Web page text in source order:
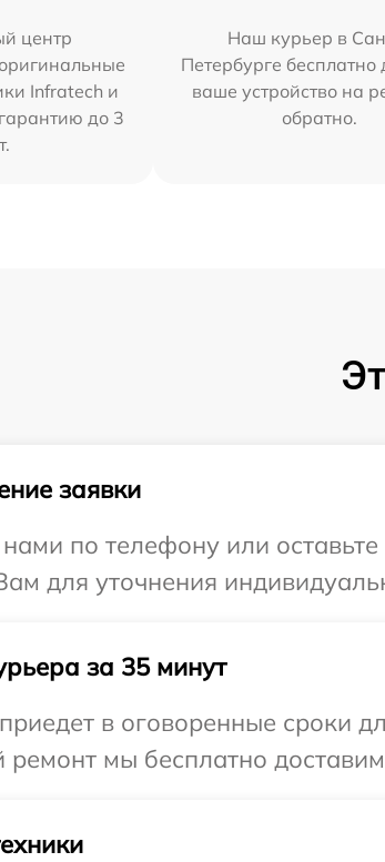
центр
Infratech и
до 3
Наш курьер в
Петербурге бесплатно
ваше устройство на
обратно.
заявки
по телефону или
для уточнения
за 35 минут
в оговоренные сроки
ремонт мы бесплатно